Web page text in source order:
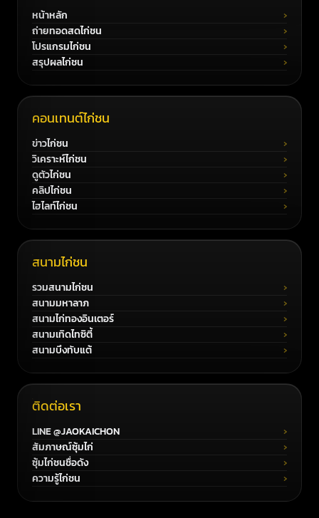
หน้าหลัก
ถ่ายทอดสดไก่ชน
โปรแกรมไก่ชน
สรุปผลไก่ชน
คอนเทนต์ไก่ชน
ข่าวไก่ชน
วิเคราะห์ไก่ชน
ดูตัวไก่ชน
คลิปไก่ชน
ไฮไลท์ไก่ชน
สนามไก่ชน
รวมสนามไก่ชน
สนามมหาลาภ
สนามไก่ทองอินเตอร์
สนามเทิดไทซิตี้
สนามบึงทับแต้
ติดต่อเรา
LINE @JAOKAICHON
สัมภาษณ์ซุ้มไก่
ซุ้มไก่ชนชื่อดัง
ความรู้ไก่ชน